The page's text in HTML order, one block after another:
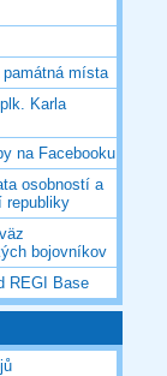
místa
Karla
na Facebooku
osobností a
republiky
bojovníkov
REGI Base